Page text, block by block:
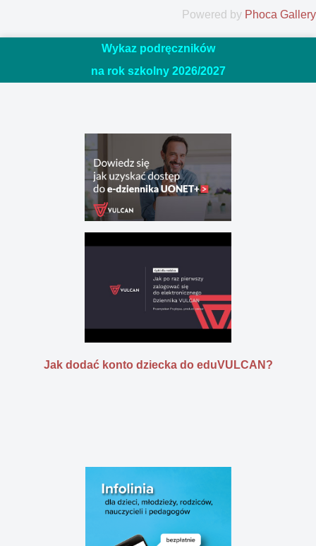
Powered by Phoca Gallery
Wykaz podręczników
na rok szkolny 2026/2027
Jak dodać konto dziecka do eduVULCAN?